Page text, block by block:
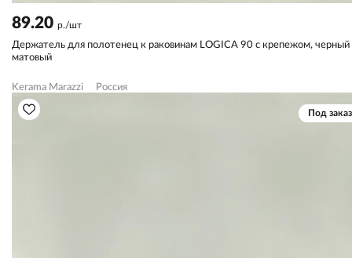
89.20 р./шт
Держатель для полотенец к раковинам LOGICA 90 с крепежом, черный
матовый
Kerama Marazzi Россия
Под заказ